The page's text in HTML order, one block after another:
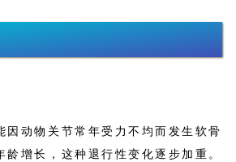
因动物关节常年受力不均而发生软骨
增长，这种退行性变化逐步加重。